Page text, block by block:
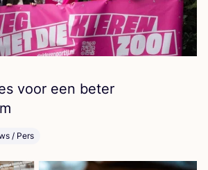
voor een beter
/ Pers